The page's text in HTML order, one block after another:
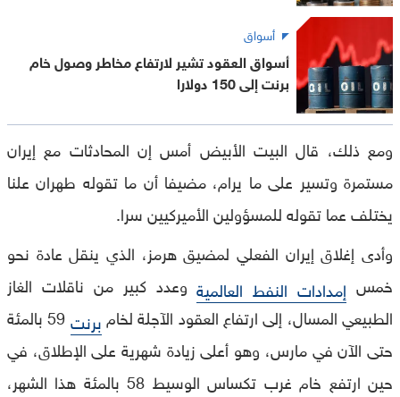
أسواق
أسواق العقود تشير لارتفاع مخاطر وصول خام
برنت إلى 150 دولارا
ومع ذلك، قال البيت الأبيض أمس إن المحادثات مع إيران
مستمرة وتسير على ما يرام، مضيفا أن ما تقوله طهران علنا
يختلف عما تقوله للمسؤولين الأميركيين سرا.
وأدى إغلاق إيران الفعلي لمضيق هرمز، الذي ينقل عادة نحو
خمس إمدادات النفط العالميةوعدد كبير من ناقلات الغاز
الطبيعي المسال، إلى ارتفاع العقود الآجلة لخام برنت
59 بالمئة
حتى الآن في مارس، وهو أعلى زيادة شهرية على الإطلاق، في
حين ارتفع خام غرب تكساس الوسيط 58 بالمئة هذا الشهر،